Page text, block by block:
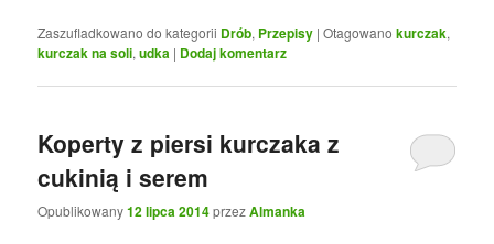
Zaszufladkowano do kategorii Drób, Przepisy |Otagowano kurczak,
kurczak na soli,udka | Dodaj komentarz
Koperty z piersi kurczaka z
cukinią i serem
Opublikowany12 lipca 2014przezAlmanka